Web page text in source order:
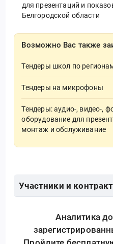
для презентаций и
Белгородской области
Возможно Вас также
Тендеры школ по
Тендеры на микрофоны
Тендеры: аудио-, видео-,
оборудование для
монтаж и обслуживание
Участники и
Аналитика